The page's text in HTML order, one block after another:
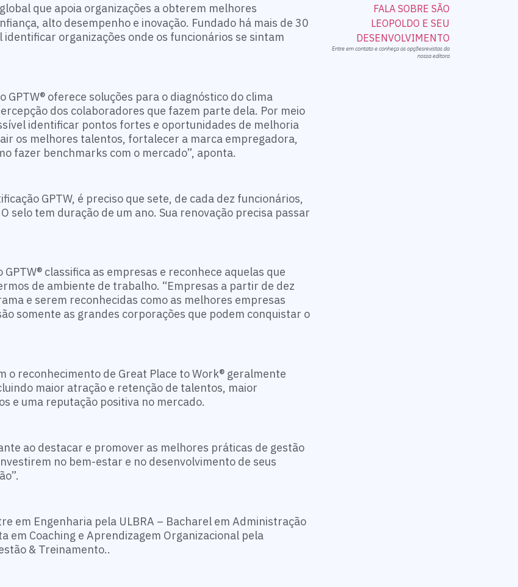
que apoia organizações a obterem melhores
alto desempenho e inovação. Fundado há mais de 30
organizações onde os funcionários se sintam
oferece soluções para o diagnóstico do clima
dos colaboradores que fazem parte dela. Por meio
identificar pontos fortes e oportunidades de melhoria
os melhores talentos, fortalecer a marca empregadora,
fazer benchmarks com o mercado”, aponta.
GPTW, é preciso que sete, de cada dez funcionários,
O selo tem duração de um ano. Sua renovação precisa passar
classifica as empresas e reconhece aquelas que
de ambiente de trabalho. “Empresas a partir de dez
e serem reconhecidas como as melhores empresas
somente as grandes corporações que podem conquistar o
o reconhecimento de Great Place to Work® geralmente
maior atração e retenção de talentos, maior
e uma reputação positiva no mercado.
ao destacar e promover as melhores práticas de gestão
no bem-estar e no desenvolvimento de seus
em Engenharia pela ULBRA – Bacharel em Administração
em Coaching e Aprendizagem Organizacional pela
& Treinamento..
Entre em contato e conheça as opçõesrevistas da
nossa editora